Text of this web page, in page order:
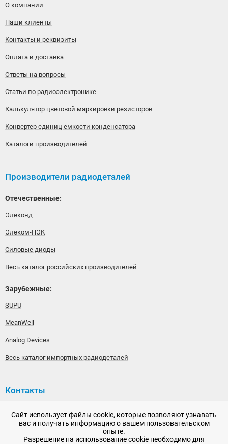
О компании
Наши клиенты
Контакты и реквизиты
Оплата и доставка
Ответы на вопросы
Статьи по радиоэлектронике
Калькулятор цветовой маркировки резисторов
Конвертер единиц емкости конденсатора
Каталоги производителей
Производители радиодеталей
Отечественные:
Элеконд
Элеком-ПЭК
Силовые диоды
Весь каталог российских производителей
Зарубежные:
SUPU
MeanWell
Analog Devices
Весь каталог импортных радиодеталей
Контакты
192148, г. Санкт-Петербург, Железнодорожный проспект,
дом 36
+7 (812) 565-06-52
Сайт использует файлы cookie, которые позволяют узнавать
вас и получать информацию о вашем пользовательском
опыте.
Разрешение на использование cookie необходимо для